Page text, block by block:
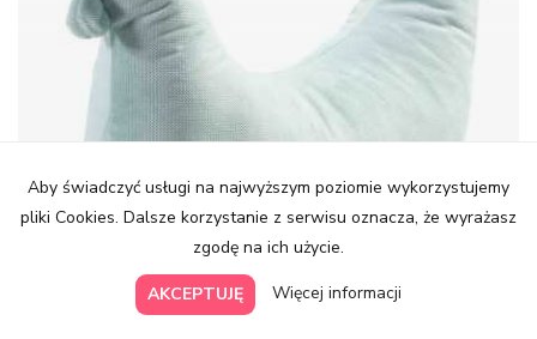
Aby świadczyć usługi na najwyższym poziomie wykorzystujemy
pliki Cookies. Dalsze korzystanie z serwisu oznacza, że wyrażasz
zgodę na ich użycie.
AKCEPTUJĘ Więcej informacji